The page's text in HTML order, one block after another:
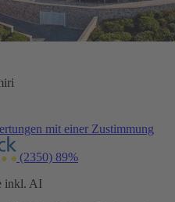
mit einer Zustimmung
(2350) 89%
inkl. AI